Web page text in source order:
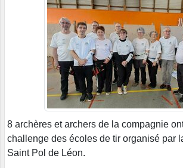
8 archères et archers de la compagnie
challenge des écoles de tir organisé par
Saint Pol de Léon.